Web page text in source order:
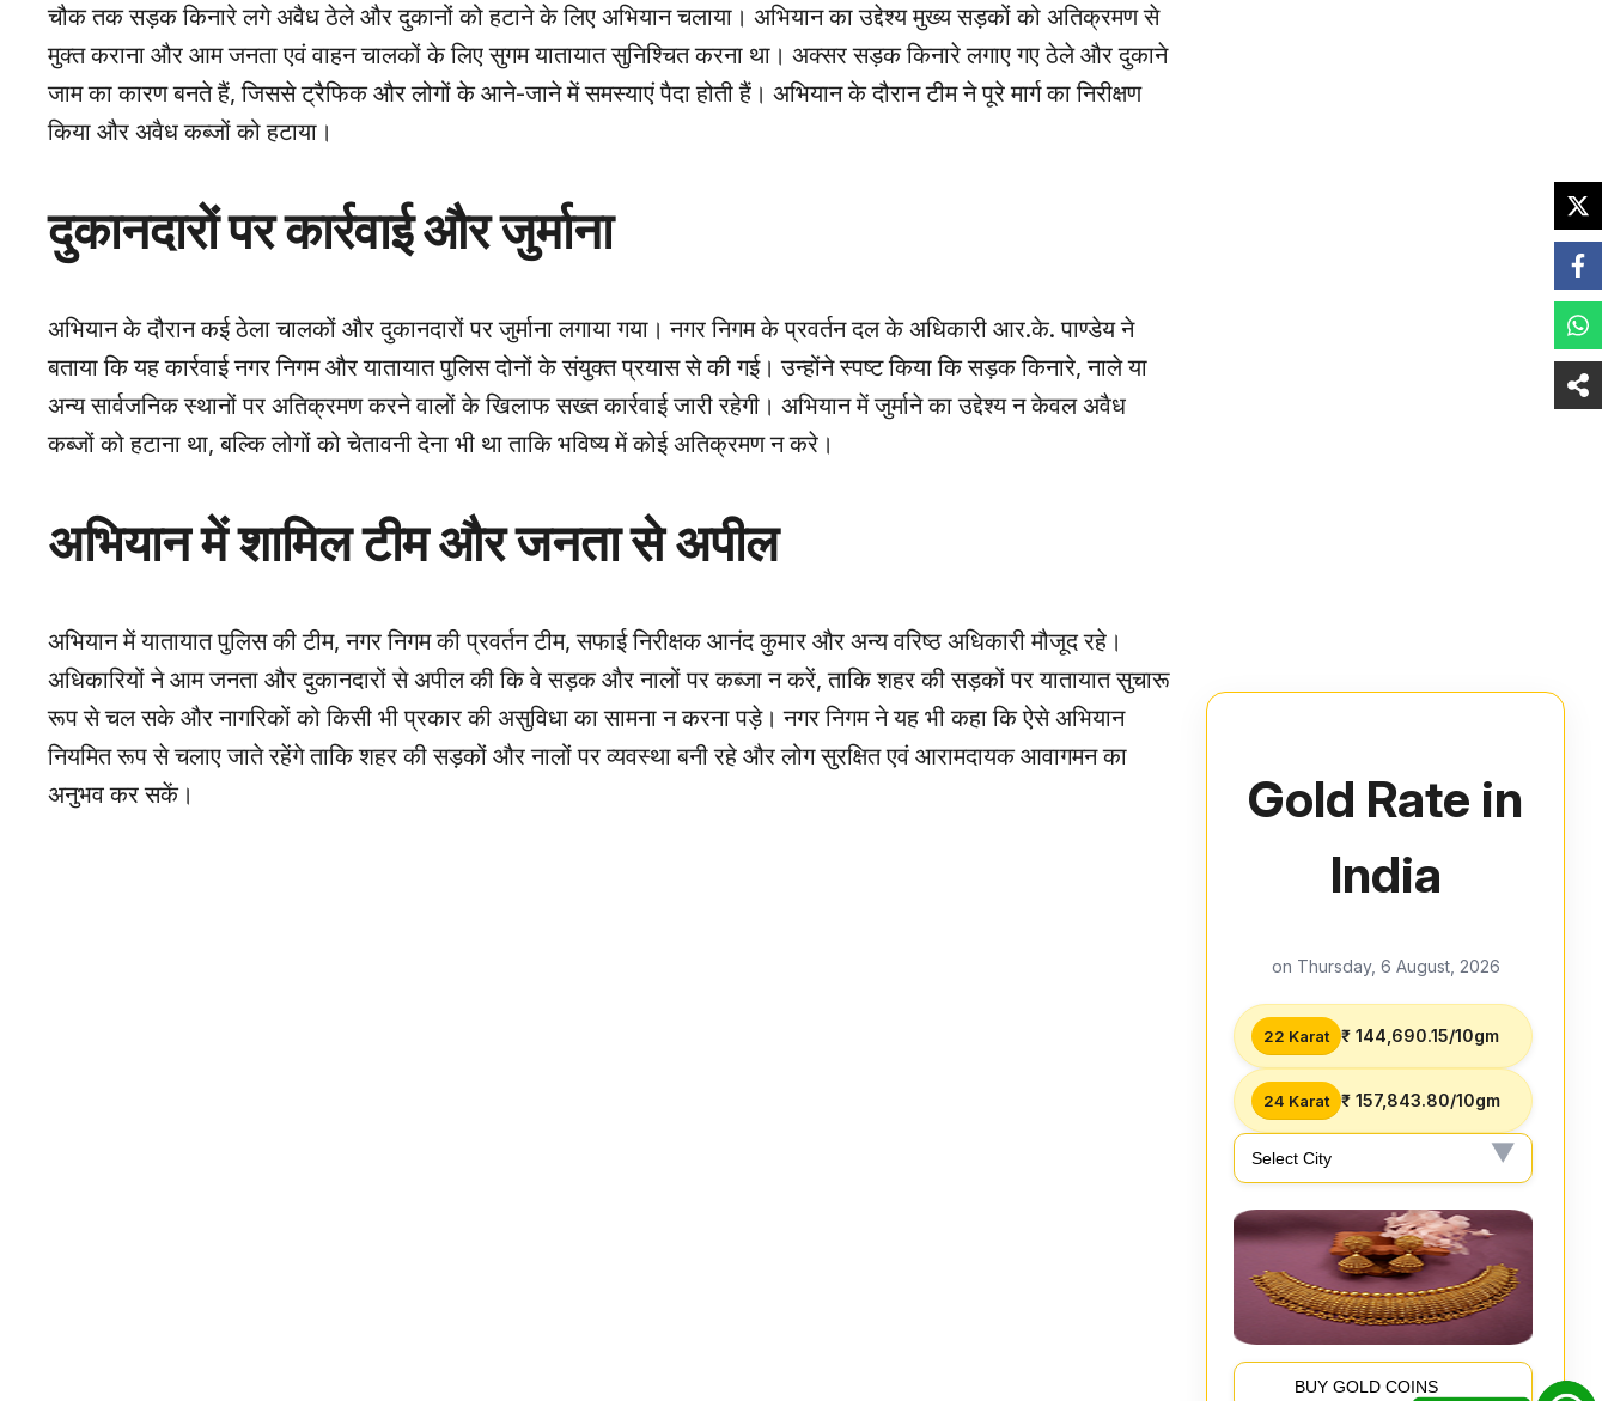
चौक तक सड़क किनारे लगे अवैध ठेले और दुकानों को हटाने के लिए अभियान चलाया। अभियान का उद्देश्य मुख्य सड़कों को अतिक्रमण से
मुक्त कराना और आम जनता एवं वाहन चालकों के लिए सुगम यातायात सुनिश्चित करना था। अक्सर सड़क किनारे लगाए गए ठेले और दुकाने
जाम का कारण बनते हैं, जिससे ट्रैफिक और लोगों के आने-जाने में समस्याएं पैदा होती हैं। अभियान के दौरान टीम ने पूरे मार्ग का निरीक्षण
किया और अवैध कब्जों को हटाया।
दुकानदारों पर कार्रवाई और जुर्माना
अभियान के दौरान कई ठेला चालकों और दुकानदारों पर जुर्माना लगाया गया। नगर निगम के प्रवर्तन दल के अधिकारी आर.के. पाण्डेय ने
बताया कि यह कार्रवाई नगर निगम और यातायात पुलिस दोनों के संयुक्त प्रयास से की गई। उन्होंने स्पष्ट किया कि सड़क किनारे, नाले या
अन्य सार्वजनिक स्थानों पर अतिक्रमण करने वालों के खिलाफ सख्त कार्रवाई जारी रहेगी। अभियान में जुर्माने का उद्देश्य न केवल अवैध
कब्जों को हटाना था, बल्कि लोगों को चेतावनी देना भी था ताकि भविष्य में कोई अतिक्रमण न करे।
अभियान में शामिल टीम और जनता से अपील
अभियान में यातायात पुलिस की टीम, नगर निगम की प्रवर्तन टीम, सफाई निरीक्षक आनंद कुमार और अन्य वरिष्ठ अधिकारी मौजूद रहे।
अधिकारियों ने आम जनता और दुकानदारों से अपील की कि वे सड़क और नालों पर कब्जा न करें, ताकि शहर की सड़कों पर यातायात सुचारू
रूप से चल सके और नागरिकों को किसी भी प्रकार की असुविधा का सामना न करना पड़े। नगर निगम ने यह भी कहा कि ऐसे अभियान
नियमित रूप से चलाए जाते रहेंगे ताकि शहर की सड़कों और नालों पर व्यवस्था बनी रहे और लोग सुरक्षित एवं आरामदायक आवागमन का
अनुभव कर सकें।
Gold Rate in
India
on Thursday, 6 August, 2026
22 Karat ₹ 144,690.15/10gm
24 Karat ₹ 157,843.80/10gm
BUY GOLD COINS